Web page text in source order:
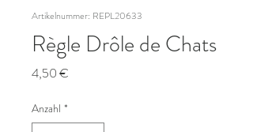
Artikelnummer: REPL20633
Règle Drôle de Chats
4,50 €
Anzahl *